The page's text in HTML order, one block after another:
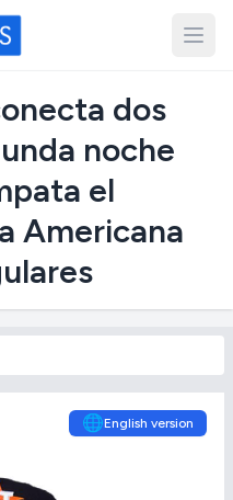
dos
noche
el
Americana
🌐English version